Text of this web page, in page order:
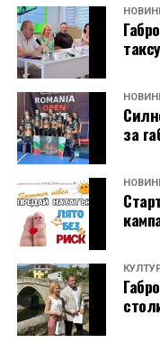
Години след
инициатива за
местни културни
Койчев и
увенчават с успех и
часовниковата
механизъм, е
механизъм е
г., от майстор Илия
липсващите му
Ковачев,
грижи за
отстранява
Разказаната от
любопитен детайл
за